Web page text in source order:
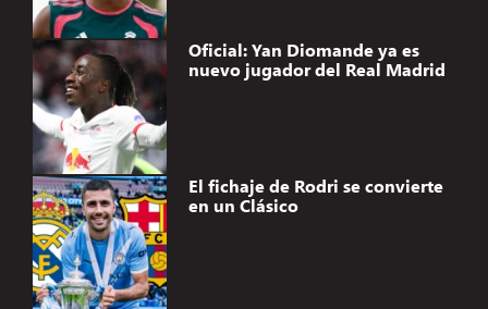
Oficial: Yan Diomande ya es
nuevo jugador del Real Madrid
El fichaje de Rodri se convierte
en un Clásico